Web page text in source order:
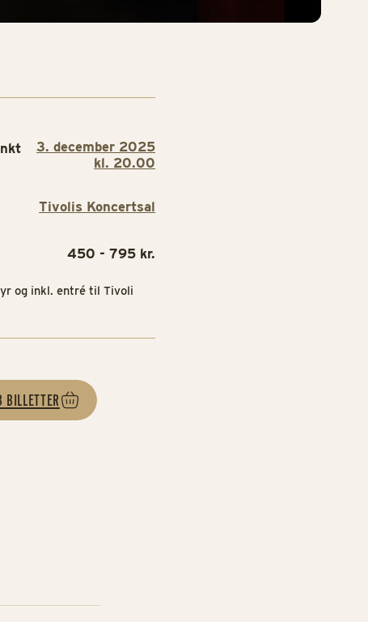
3. december 2025
kl. 20.00
Tivolis Koncertsal
450 - 795 kr.
og inkl. entré til Tivoli
BILLETTER